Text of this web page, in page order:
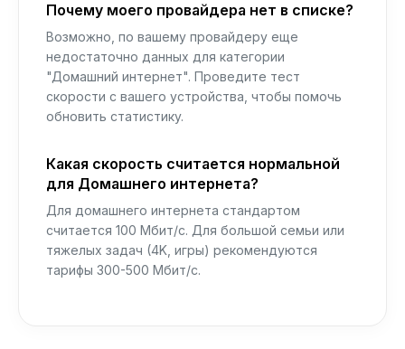
Почему моего провайдера нет в списке?
Возможно, по вашему провайдеру еще
недостаточно данных для категории
"Домашний интернет". Проведите тест
скорости с вашего устройства, чтобы помочь
обновить статистику.
Какая скорость считается нормальной
для Домашнего интернета?
Для домашнего интернета стандартом
считается 100 Мбит/с. Для большой семьи или
тяжелых задач (4K, игры) рекомендуются
тарифы 300-500 Мбит/с.